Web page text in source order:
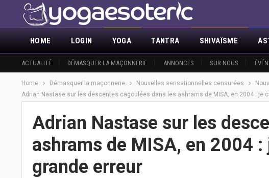
HOME
ACTUALITÉ DÉMASQUER LA MAÇONNERIE ANNONCES SUR NOUS
LOGIN YOGA TANTRA SHIVAÏSME
Home Démasquer la maçonnerie Nouvelles sensationnelles censurées
Adrian Nastase sur les descentes cagoulées dans les ashrams de MISA, en 2004 : je
Adrian Nastase sur les
ashrams de MISA, en 2004
grande erreur